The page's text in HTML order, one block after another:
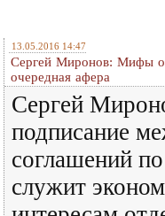
13.05.2016 14:47
Сергей Миронов: Мифы о
очередная афера
Сергей
подписание
соглашений
служит